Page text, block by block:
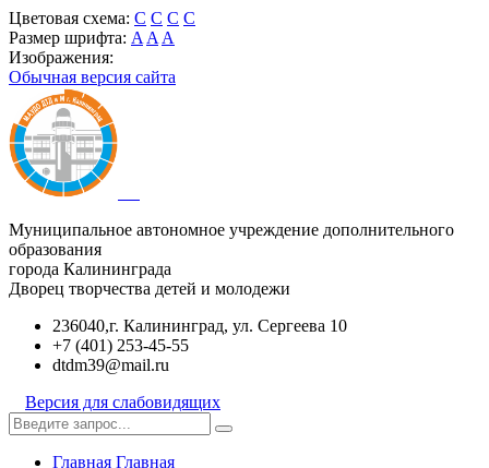
Цветовая схема: C C C C
Размер шрифта: A A A
Изображения:
Обычная версия сайта
Муниципальное автономное учреждение дополнительного
образования
города Калининграда
Дворец творчества детей и молодежи
236040,г. Калининград, ул. Сергеева 10
+7 (401) 253-45-55
dtdm39@mail.ru
Версия для слабовидящих
Главная Главная